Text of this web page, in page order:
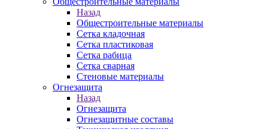
Назад
Общестроительные материалы
Сетка кладочная
Сетка пластиковая
Сетка рабица
Сетка сварная
Стеновые материалы
Огнезащита
Назад
Огнезащита
Огнезащитные составы